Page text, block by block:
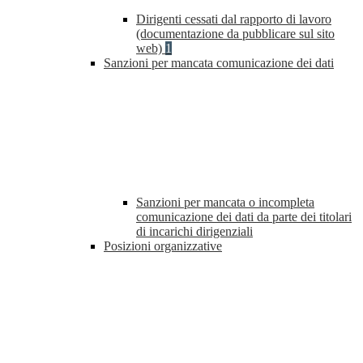
Dirigenti cessati dal rapporto di lavoro
(documentazione da pubblicare sul sito
web) 1
Sanzioni per mancata comunicazione dei dati
Sanzioni per mancata o incompleta
comunicazione dei dati da parte dei titolari
di incarichi dirigenziali
Posizioni organizzative